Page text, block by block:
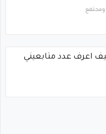
ومجتمع
اعرف عدد متابعيني